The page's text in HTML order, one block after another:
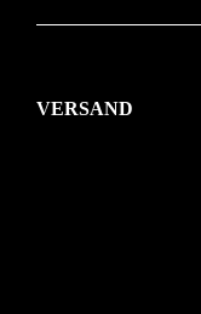
VERSAND